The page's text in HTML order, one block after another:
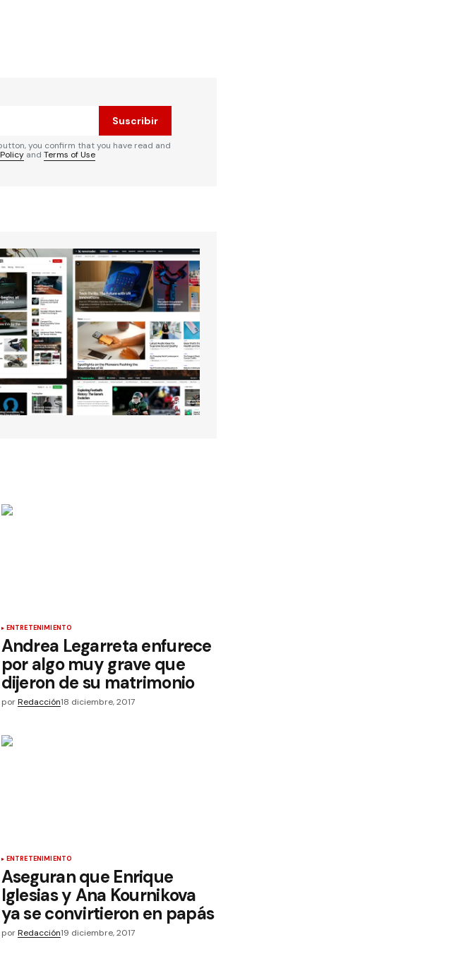
Suscribir
you confirm that you have read and
and Terms of Use
ENTRETENIMIENTO
Andrea Legarreta enfurece
por algo muy grave que
dijeron de su matrimonio
por Redacción18 diciembre, 2017
ENTRETENIMIENTO
Aseguran que Enrique
Iglesias y Ana Kournikova
ya se convirtieron en papás
por Redacción19 diciembre, 2017